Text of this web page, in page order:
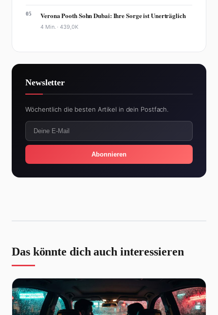
05 Verona Pooth Sohn Dubai: Ihre Sorge ist Unerträglich
4 Min. ·439,0K
Newsletter
Wöchentlich die besten Artikel in dein Postfach.
Abonnieren
Das könnte dich auch interessieren